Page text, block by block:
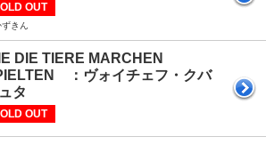
OUT
きん
DIE TIERE MARCHEN
：ヴォイチェフ・クバ
タ
OUT